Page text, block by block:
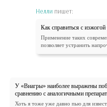
Нелли пишет:
Как справиться с изжогой
Применение таких
позволяет устранить
У «Виагры» наиболее выражены
сравнению с аналогичными
Хоть я тоже уже давно пью для